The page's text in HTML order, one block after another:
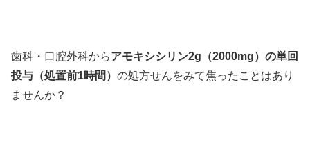
歯科・口腔外科からアモキシシリン2g（2000mg）の単回
投与（処置前1時間） の処方せんをみて焦ったことはあり
ませんか？